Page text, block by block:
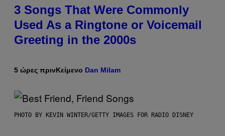
3 Songs That Were Commonly
Used As a Ringtone or Voicemail
Greeting in the 2000s
5 ώρες πρινΚείμενο Dan Milam
PHOTO BY KEVIN WINTER/GETTY IMAGES FOR RADIO DISNEY